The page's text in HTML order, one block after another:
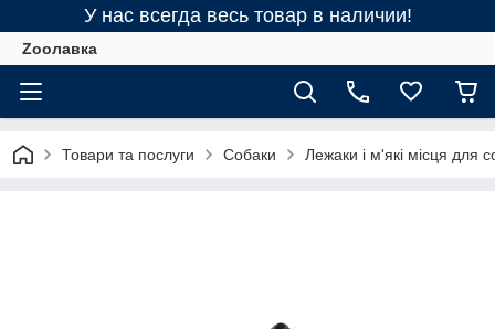
У нас всегда весь товар в наличии!
Zooлавка
Товари та послуги Собаки Лежаки і м'які місця для